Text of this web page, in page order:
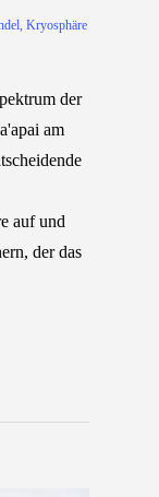
Kryosphäre
der
am
auf und
der das